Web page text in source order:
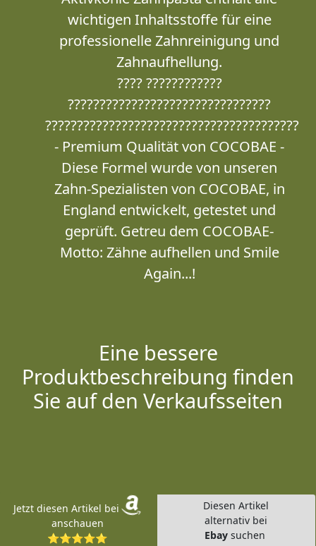
wichtigen Inhaltsstoffe für eine
professionelle Zahnreinigung und
Zahnaufhellung.
???? ????????????
????????????????????????????????
????????????????????????????????????????
- Premium Qualität von COCOBAE -
Diese Formel wurde von unseren
Zahn-Spezialisten von COCOBAE, in
England entwickelt, getestet und
geprüft. Getreu dem COCOBAE-
Motto: Zähne aufhellen und Smile
Again...!
Eine bessere
Produktbeschreibung finden
Sie auf den Verkaufsseiten
Jetzt diesen Artikel bei
anschauen
⭐⭐⭐⭐⭐
Diesen Artikel
alternativ bei
Ebay suchen